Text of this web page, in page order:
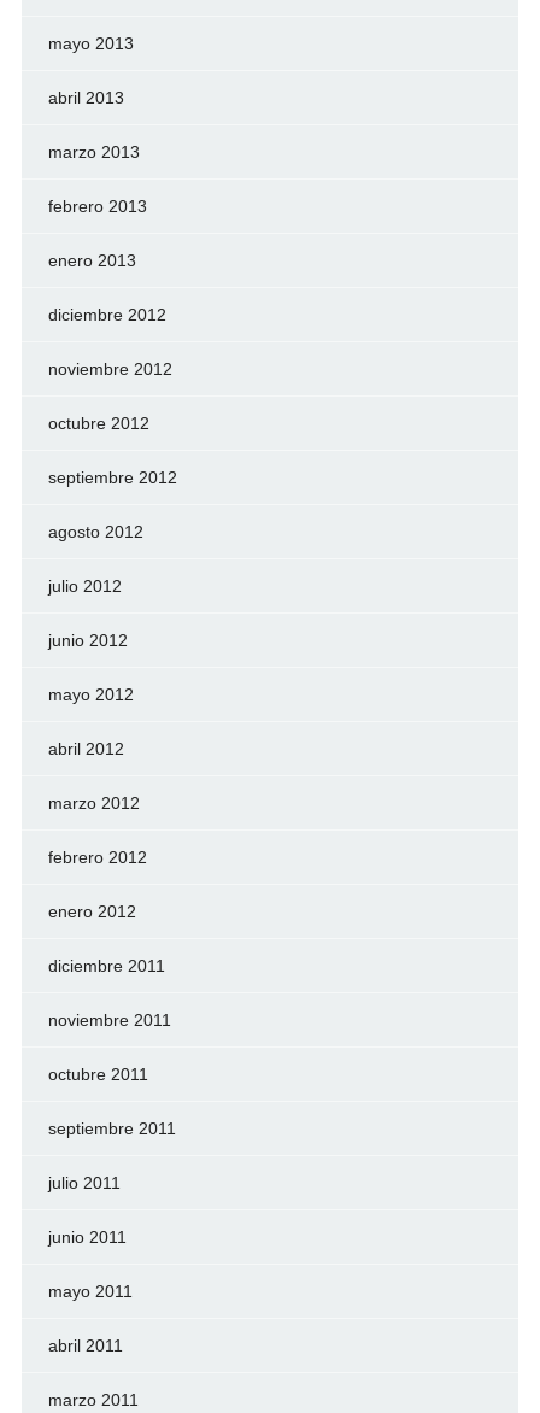
mayo 2013
abril 2013
marzo 2013
febrero 2013
enero 2013
diciembre 2012
noviembre 2012
octubre 2012
septiembre 2012
agosto 2012
julio 2012
junio 2012
mayo 2012
abril 2012
marzo 2012
febrero 2012
enero 2012
diciembre 2011
noviembre 2011
octubre 2011
septiembre 2011
julio 2011
junio 2011
mayo 2011
abril 2011
marzo 2011